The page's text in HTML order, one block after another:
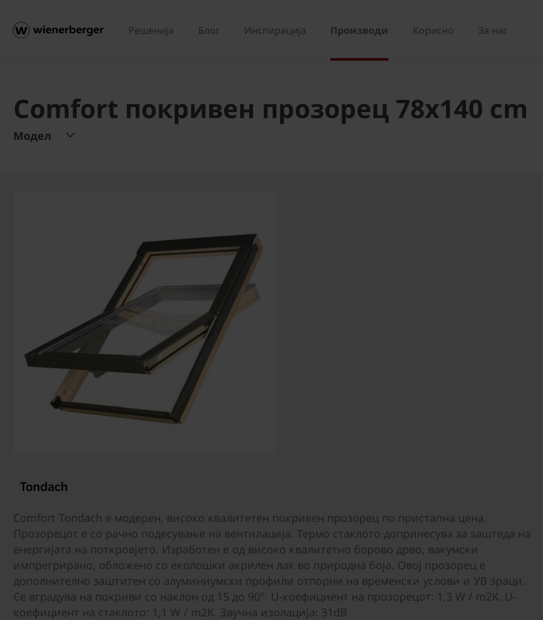
Решенија Блог Инспирација Производи Корисно За нас
Comfort покривен прозорец 78x140 cm
Модел
Comfort Tondach е модерен, високо квалитетен покривен прозорец по пристапна цена.
Прозорецот е со рачно подесување на вентилација. Термо стаклото допринесува за заштеда на
енергијата на поткровјето. Изработен е од високо квалитетно борово дрво, вакумски
импрегрирано, обложено со еколошки акрилен лак во природна боја. Овој прозорец е
дополнително заштитен со алуминиумски профили отпорни на временски услови и УВ зраци.
Се вградува на покриви со наклон од 15 до 90°. U-коефициент на прозорецот: 1,3 W / m2K. U-
коефициент на стаклото: 1,1 W / m2K. Звучна изолација: 31dB